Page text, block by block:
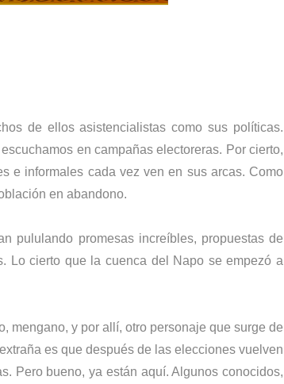
de ellos asistencialistas como sus políticas.
en campañas electoreras. Por cierto,
e informales cada vez ven en sus arcas. Como
en abandono.
pululando promesas increíbles, propuestas de
Lo cierto que la cuenca del Napo se empezó a
mengano, y por allí, otro personaje que surge de
es que después de las elecciones vuelven
Pero bueno, ya están aquí. Algunos conocidos,